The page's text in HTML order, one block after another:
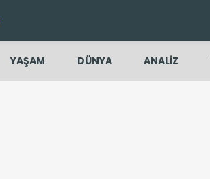
YAŞAM DÜNYA ANALİZ